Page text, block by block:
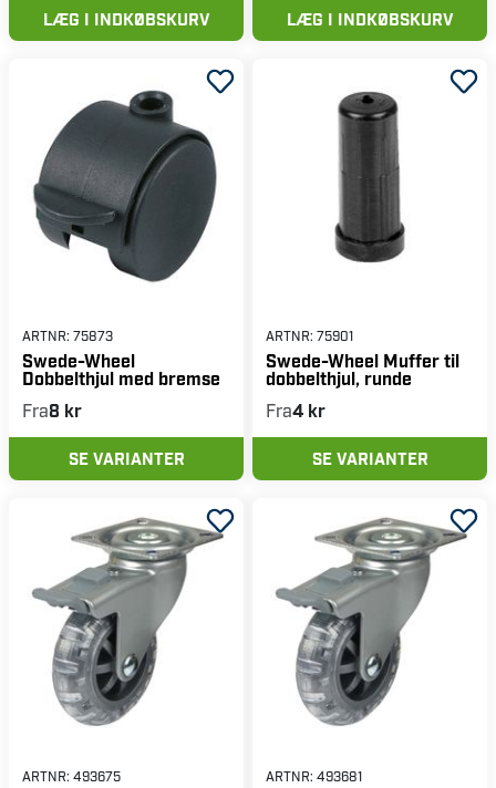
LÆG I INDKØBSKURV LÆG I INDKØBSKURV
ARTNR: 75873
Swede-Wheel
Dobbelthjul med bremse
Fra8 kr
SE VARIANTER
ARTNR: 75901
Swede-Wheel Muffer til
dobbelthjul, runde
Fra4 kr
SE VARIANTER
ARTNR: 493675 ARTNR: 493681